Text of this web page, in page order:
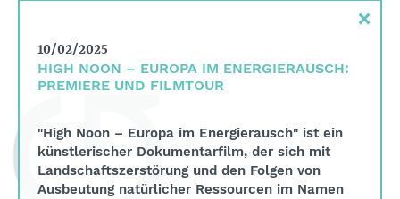
×
10/02/2025
HIGH NOON – EUROPA IM ENERGIERAUSCH:
PREMIERE UND FILMTOUR
"High Noon – Europa im Energierausch" ist ein
künstlerischer Dokumentarfilm, der sich mit
Landschaftszerstörung und den Folgen von
Ausbeutung natürlicher Ressourcen im Namen
English